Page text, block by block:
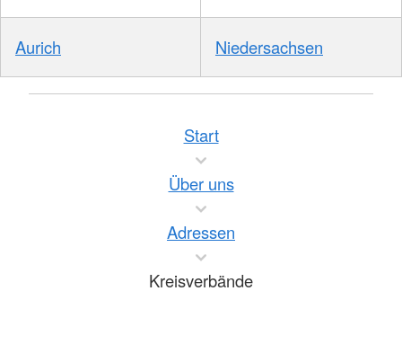
Aurich Niedersachsen
Start
Über uns
Adressen
Kreisverbände